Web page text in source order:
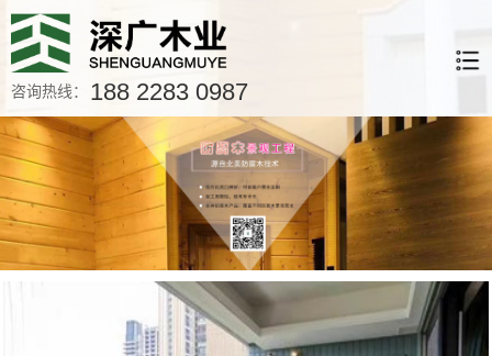
咨询热线： 188 2283 0987